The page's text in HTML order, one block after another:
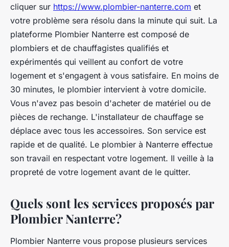
cliquer sur https://www.plombier-nanterre.com et
votre problème sera résolu dans la minute qui suit. La
plateforme Plombier Nanterre est composé de
plombiers et de chauffagistes qualifiés et
expérimentés qui veillent au confort de votre
logement et s'engagent à vous satisfaire. En moins de
30 minutes, le plombier intervient à votre domicile.
Vous n'avez pas besoin d'acheter de matériel ou de
pièces de rechange. L'installateur de chauffage se
déplace avec tous les accessoires. Son service est
rapide et de qualité. Le plombier à Nanterre effectue
son travail en respectant votre logement. Il veille à la
propreté de votre logement avant de le quitter.
Quels sont les services proposés par
Plombier Nanterre?
Plombier Nanterre vous propose plusieurs services